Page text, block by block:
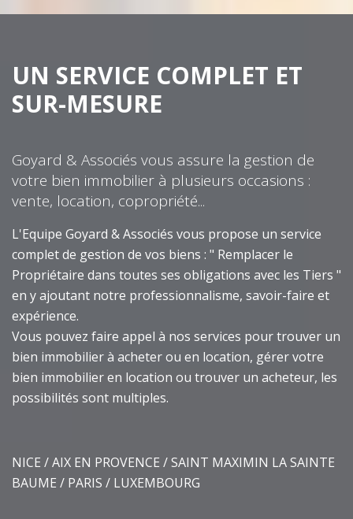
UN SERVICE COMPLET ET
SUR-MESURE
Goyard & Associés vous assure la gestion de
votre bien immobilier à plusieurs occasions :
vente, location, copropriété...
L'Equipe Goyard & Associés vous propose un service
complet de gestion de vos biens : " Remplacer le
Propriétaire dans toutes ses obligations avec les Tiers "
en y ajoutant notre professionnalisme, savoir-faire et
expérience.
Vous pouvez faire appel à nos services pour trouver un
bien immobilier à acheter ou en location, gérer votre
bien immobilier en location ou trouver un acheteur, les
possibilités sont multiples.
NICE / AIX EN PROVENCE / SAINT MAXIMIN LA SAINTE
BAUME / PARIS / LUXEMBOURG